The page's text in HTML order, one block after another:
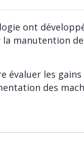
ont
manutention
évaluer les
des